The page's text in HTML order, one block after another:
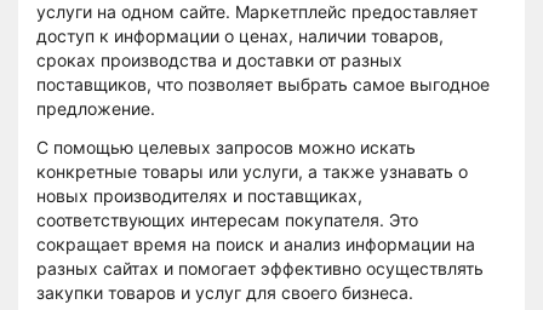
услуги на одном сайте. Маркетплейс предоставляет
доступ к информации о ценах, наличии товаров,
сроках производства и доставки от разных
поставщиков, что позволяет выбрать самое выгодное
предложение.
С помощью целевых запросов можно искать
конкретные товары или услуги, а также узнавать о
новых производителях и поставщиках,
соответствующих интересам покупателя. Это
сокращает время на поиск и анализ информации на
разных сайтах и помогает эффективно осуществлять
закупки товаров и услуг для своего бизнеса.